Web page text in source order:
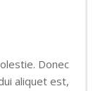
Donec
aliquet est,